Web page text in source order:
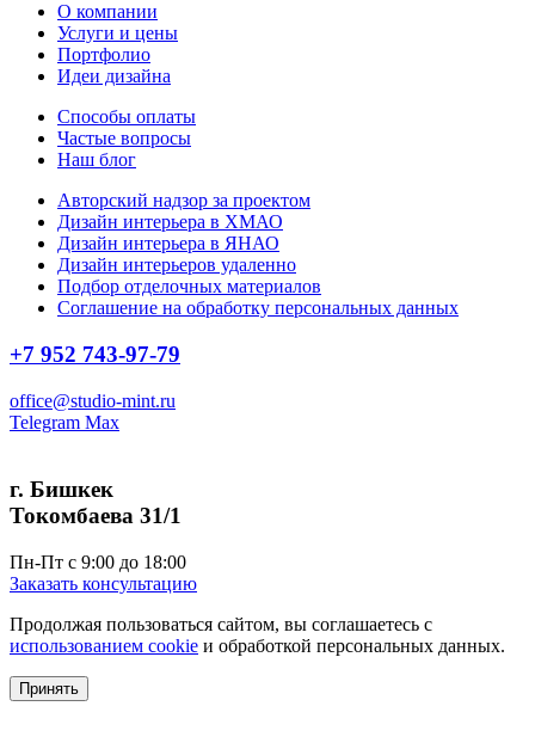
О компании
Услуги и цены
Портфолио
Идеи дизайна
Способы оплаты
Частые вопросы
Наш блог
Авторский надзор за проектом
Дизайн интерьера в ХМАО
Дизайн интерьера в ЯНАО
Дизайн интерьеров удаленно
Подбор отделочных материалов
Соглашение на обработку персональных данных
+7 952 743-97-79
office@studio-mint.ru
Telegram Max
г. Бишкек
Токомбаева 31/1
Пн-Пт с 9:00 до 18:00
Заказать консультацию
Продолжая пользоваться сайтом, вы соглашаетесь с
использованием cookie и обработкой персональных данных.
Принять